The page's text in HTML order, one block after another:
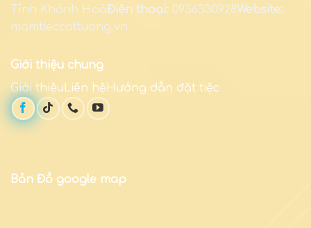
Tỉnh Khánh HoàĐiện thoại: 0936330928Website:
mamtieccattuong.vn
Giới thiệu chung
Giới thiệuLiên hệHướng dẫn đặt tiệc
Bản Đồ google map